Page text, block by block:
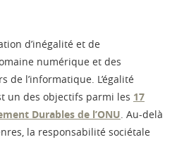
d’inégalité et de
numérique et des
de l’informatique. L’égalité
un des objectifs parmi les 17
Durables de l’ONU. Au-delà
la responsabilité sociétale